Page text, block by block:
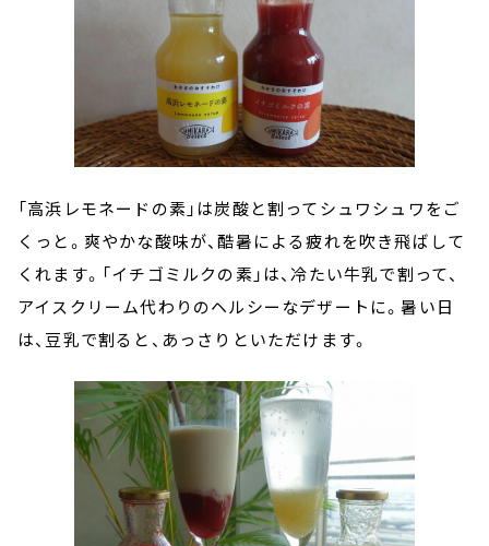
「高浜レモネードの素」は炭酸と割ってシュワシュワをご
くっと。爽やかな酸味が、酷暑による疲れを吹き飛ばして
くれます。「イチゴミルクの素」は、冷たい牛乳で割って、
アイスクリーム代わりのヘルシーなデザートに。暑い日
は、豆乳で割ると、あっさりといただけます。